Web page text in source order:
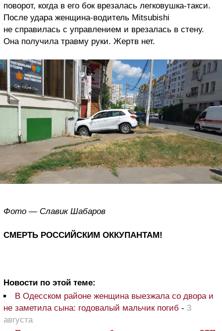
поворот, когда в его бок врезалась легковушка-такси.
После удара женщина-водитель Mitsubishi
не справилась с управлением и врезалась в стену.
Она получила травму руки. Жертв нет.
Фото — Славик Шабаров
СМЕРТЬ РОССИЙСКИМ ОККУПАНТАМ!
Новости по этой теме:
В Одесском районе женщина выезжала со двора и
не заметила сына: годовалый мальчик погиб - 3
августа